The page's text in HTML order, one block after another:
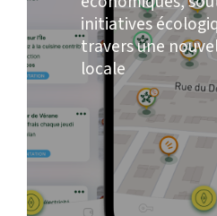
initiatives
travers une
locale